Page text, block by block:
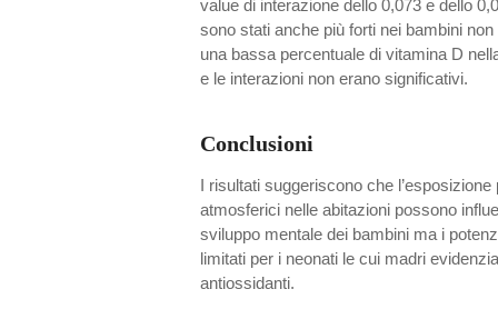
value di interazione dello 0,073 e dello
sono stati anche più forti nei bambini
una bassa percentuale di vitamina D
e le interazioni non erano significativi.
Conclusioni
I risultati suggeriscono che
atmosferici nelle abitazioni possono
sviluppo mentale dei bambini ma i
limitati per i neonati le cui madri
antiossidanti.